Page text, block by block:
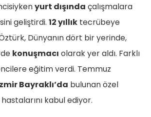
yurt dışında çalışmalara
geliştirdi.12 yıllık tecrübeye
Dünyanın dört bir yerinde,
konuşmacı olarak yer aldı. Farklı
eğitim verdi. Temmuz
Bayraklı’da bulunan özel
kabul ediyor.